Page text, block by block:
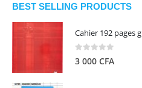
était :
000 CFA.
BEST SELLING PRODUCTS
3 000 CFA